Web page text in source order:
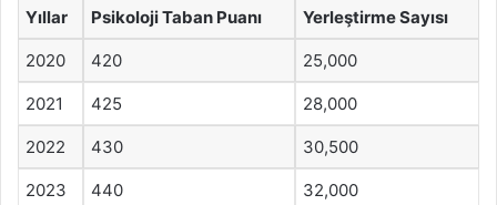
Yıllar Psikoloji Taban Puanı Yerleştirme Sayısı
2020 420 25,000
2021 425 28,000
2022 430 30,500
2023 440 32,000